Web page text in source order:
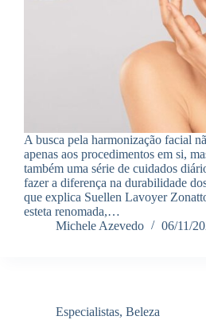
A busca pela harmonização facial
apenas aos procedimentos em si,
também uma série de cuidados
fazer a diferença na durabilidade
que explica Suellen Lavoyer
esteta renomada,…
Michele Azevedo
06/11/
Especialistas, Beleza